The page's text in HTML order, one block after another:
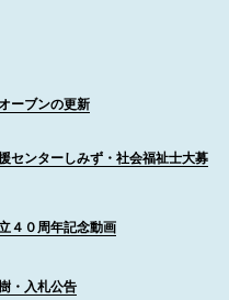
ーブンの更新
センターしみず・社会福祉士大募
４０周年記念動画
・入札公告